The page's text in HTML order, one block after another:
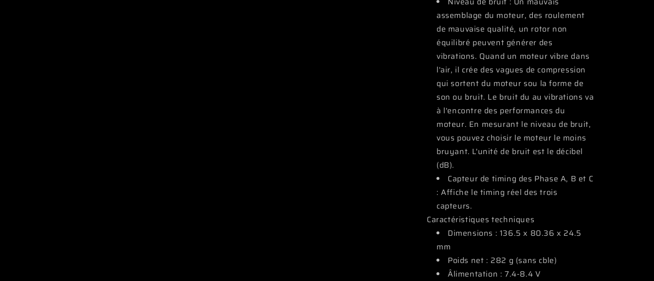
assemblage du moteur, des roulement
de mauvaise qualité, un rotor non
équilibré peuvent générer des
vibrations. Quand un moteur vibre dans
l'air, il crée des vagues de compression
qui sortent du moteur sou la forme de
son ou bruit. Le bruit du au vibrations va
à l'encontre des performances du
moteur. En mesurant le niveau de bruit,
vous pouvez choisir le moteur le moins
bruyant. L'unité de bruit est le décibel
(dB).
Capteur de timing des Phase A, B et C
: Affiche le timing réel des trois
capteurs.
Caractéristiques techniques
Dimensions : 136.5 x 80.36 x 24.5
mm
Poids net : 282 g (sans cble)
Âlimentation : 7.4-8.4 V